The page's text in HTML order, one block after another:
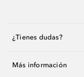
¿Tienes dudas?
Más información